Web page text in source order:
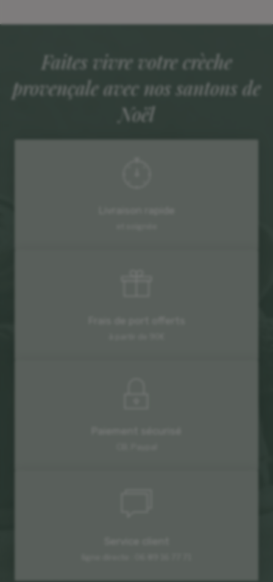
Faites vivre votre crèche
provençale avec nos santons de
Noël